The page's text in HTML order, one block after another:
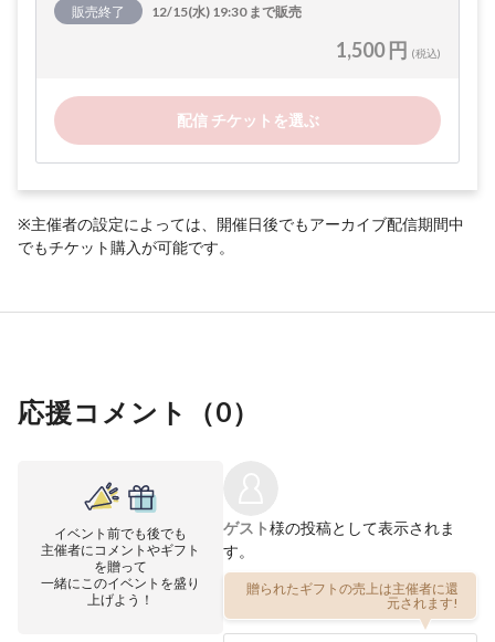
販売終了 12/15(水) 19:30 まで販売
1,500 円 (税込)
配信 チケットを選ぶ
※主催者の設定によっては、開催日後でもアーカイブ配信期間中
でもチケット購入が可能です。
応援コメント（0）
イベント前でも後でも
主催者にコメントやギフト
を贈って
一緒にこのイベントを盛り
上げよう！
ゲスト様の投稿として表示されま
す。
贈られたギフトの売上は主催者に還
元されます!